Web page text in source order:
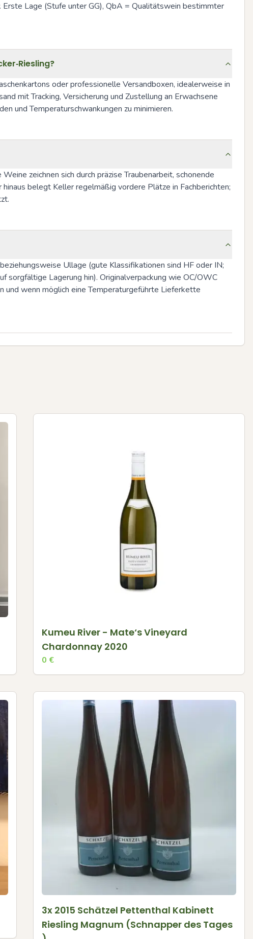
Lage (Stufe unter GG), QbA = Qualitätswein bestimmter
oder professionelle Versandboxen, idealerweise in
mit Tracking, Versicherung und Zustellung an Erwachsene
und Temperaturschwankungen zu minimieren.
zeichnen sich durch präzise Traubenarbeit, schonende
belegt Keller regelmäßig vordere Plätze in Fachberichten;
Ullage (gute Klassifikationen sind HF oder IN;
Lagerung hin). Originalverpackung wie OC/OWC
und wenn möglich eine Temperaturgeführte Lieferkette
Kumeu River - Mate‘s Vineyard
Chardonnay 2020
0 €
3x 2015 Schätzel Pettenthal Kabinett
Riesling Magnum (Schnapper des Tages